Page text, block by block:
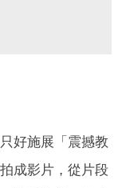
好施展「震撼教
成影片，從片段